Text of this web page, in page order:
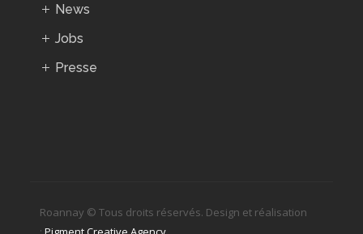
News
Jobs
Presse
Roannay © Tous droits réservés. Design et réalisation